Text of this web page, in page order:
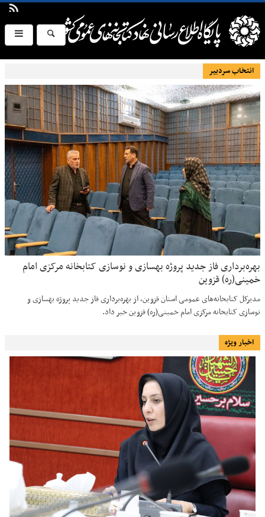
انتخاب سردبیر
بهره‌برداری فاز جدید پروژه بهسازی و نوسازی کتابخانه مرکزی امام
خمینی(ره) قزوین
مدیرکل کتابخانه‌های عمومی استان قزوین، از بهره‌برداری فاز جدید پروژه بهسازی و
نوسازی کتابخانه مرکزی امام خمینی(ره) قزوین خبر داد.
اخبار ویژه